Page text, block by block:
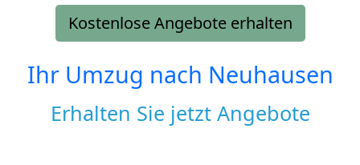
Kostenlose Angebote erhalten
Ihr Umzug nach Neuhausen
Erhalten Sie jetzt Angebote